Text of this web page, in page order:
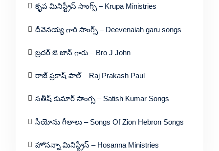
కృప మినిస్ట్రీస్ సాంగ్స్ – Krupa Ministries
దీవెనయ్య గారి సాంగ్స్ – Deevenaiah garu songs
బ్రదర్ జె జాన్ గారు – Bro J John
రాజ్ ప్రకాష్ పాల్ – Raj Prakash Paul
సతీష్ కుమార్ సాంగ్స – Satish Kumar Songs
సీయోను గీతాలు – Songs Of Zion Hebron Songs
హోసన్నా మినిస్ట్రీస్ – Hosanna Ministries